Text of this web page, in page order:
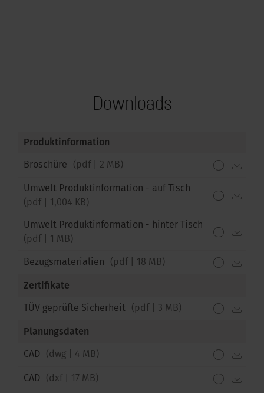
Downloads
Produktinformation
Broschüre ( pdf 2 MB)
Umwelt Produktinformation - auf Tisch
( pdf 1,004 KB)
Umwelt Produktinformation - hinter Tisch
( pdf 1 MB)
Bezugsmaterialien ( pdf 18 MB)
Zertifikate
TÜV geprüfte Sicherheit ( pdf 3 MB)
Planungsdaten
CAD (dwg 4 MB)
CAD (dxf 17 MB)